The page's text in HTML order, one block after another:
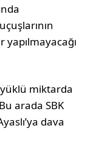
yapılmayacağı
yüklü miktarda
arada SBK
dava